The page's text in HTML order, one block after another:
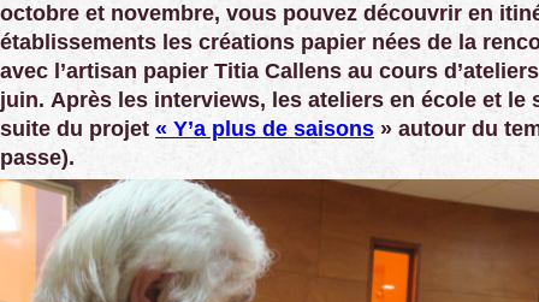
octobre et novembre, vous pouvez découvrir en
établissements les créations papier nées de la
avec l’artisan papier Titia Callens au cours
juin. Après les interviews, les ateliers en école et le
suite du projet « Y’a plus de saisons » autour du
passe).